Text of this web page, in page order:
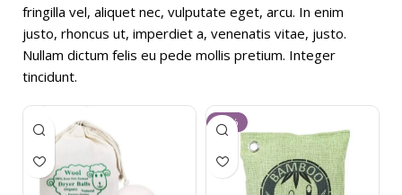
fringilla vel, aliquet nec, vulputate eget, arcu. In enim
justo, rhoncus ut, imperdiet a, venenatis vitae, justo.
Nullam dictum felis eu pede mollis pretium. Integer
tincidunt.
-23%